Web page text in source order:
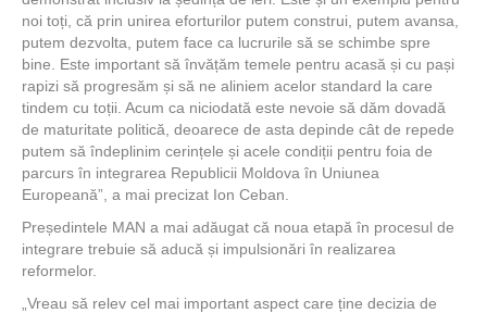
noi toți, că prin unirea eforturilor putem construi, putem avansa,
putem dezvolta, putem face ca lucrurile să se schimbe spre
bine. Este important să învățăm temele pentru acasă și cu pași
rapizi să progresăm și să ne aliniem acelor standard la care
tindem cu toții. Acum ca niciodată este nevoie să dăm dovadă
de maturitate politică, deoarece de asta depinde cât de repede
putem să îndeplinim cerințele și acele condiții pentru foia de
parcurs în integrarea Republicii Moldova în Uniunea
Europeană”, a mai precizat Ion Ceban.
Președintele MAN a mai adăugat că noua etapă în procesul de
integrare trebuie să aducă și impulsionări în realizarea
reformelor.
„Vreau să relev cel mai important aspect care ține decizia de